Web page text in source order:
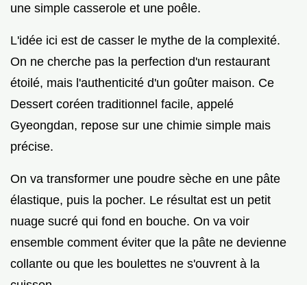
une simple casserole et une poêle.
L'idée ici est de casser le mythe de la complexité.
On ne cherche pas la perfection d'un restaurant
étoilé, mais l'authenticité d'un goûter maison. Ce
Dessert coréen traditionnel facile, appelé
Gyeongdan, repose sur une chimie simple mais
précise.
On va transformer une poudre sèche en une pâte
élastique, puis la pocher. Le résultat est un petit
nuage sucré qui fond en bouche. On va voir
ensemble comment éviter que la pâte ne devienne
collante ou que les boulettes ne s'ouvrent à la